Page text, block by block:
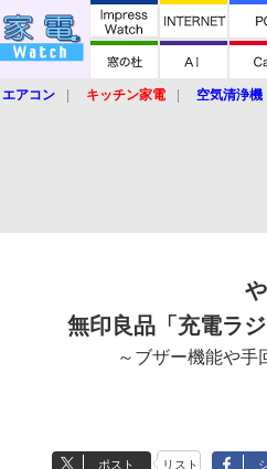
エアコン キッチン家電 空気清浄機
無印良品「充電ラ
～ブザー機能や手
ポスト リスト